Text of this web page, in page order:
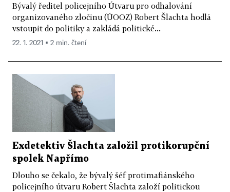
Bývalý ředitel policejního Útvaru pro odhalování
organizovaného zločinu (ÚOOZ) Robert Šlachta hodlá
vstoupit do politiky a zakládá politické...
22. 1. 2021 ▪ 2 min. čtení
Exdetektiv Šlachta založil protikorupční
spolek Napřímo
Dlouho se čekalo, že bývalý šéf protimafiánského
policejního útvaru Robert Šlachta založí politickou